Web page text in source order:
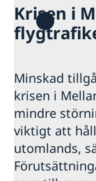
Hjälp till
Rösta i Costa
Pass i Costa
Provisoriskt
Ordinarie pass
Hjälp kring
Aktuella
Allmänna
Terrorism
In- och
Hälso- och
Krisen i
Minskad
krisen i
mindre
viktigt att
utomlands,